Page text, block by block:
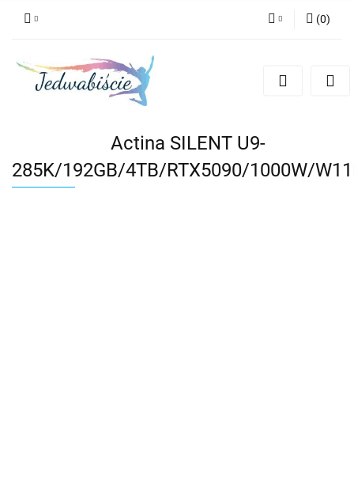
Zarejestruj się
(0)
Actina SILENT U9-
285K/192GB/4TB/RTX5090/1000W/